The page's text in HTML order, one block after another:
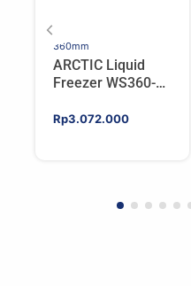
360mm
ARCTIC Liquid
Freezer WS360-
AIO CPU Water
Rp3.072.000